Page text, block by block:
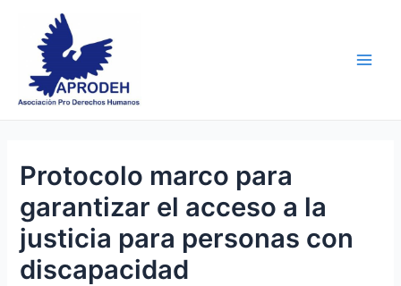
content
Protocolo marco para
garantizar el acceso a la
justicia para personas con
discapacidad
navigation